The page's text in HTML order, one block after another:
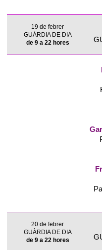
19 de febrer
GUÀRDIA DE DIA
de 9 a 22 hores
20 de febrer
GUÀRDIA DE DIA
de 9 a 22 hores